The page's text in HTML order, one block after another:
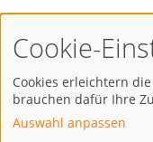
Cookie-
Cookies erleichtern
brauchen dafür Ihre
Auswahl anpassen